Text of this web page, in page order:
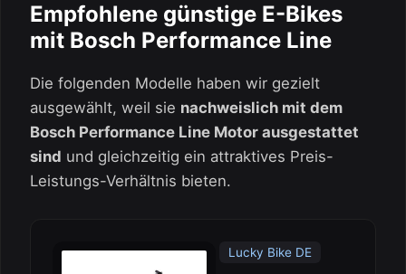
Empfohlene günstige E-Bikes
mit Bosch Performance Line
Die folgenden Modelle haben wir gezielt
ausgewählt, weil sie nachweislich mit dem
Bosch Performance Line Motor ausgestattet
sind und gleichzeitig ein attraktives Preis-
Leistungs-Verhältnis bieten.
Lucky Bike DE